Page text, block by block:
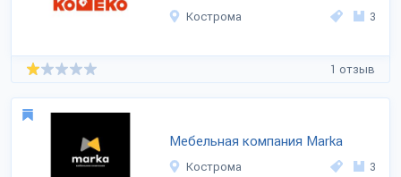
Кострома 3
1 отзыв
Мебельная компания Marka
Кострома 3